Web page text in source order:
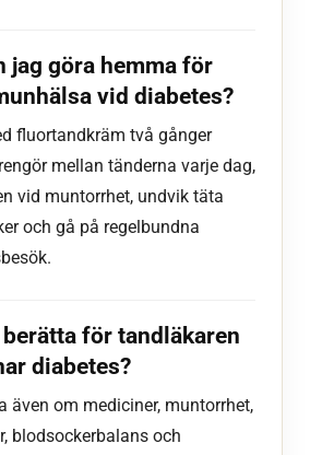
jag göra hemma för
vid diabetes?
fluortandkräm två gånger
mellan tänderna varje dag,
vid muntorrhet, undvik täta
och gå på regelbundna
berätta för tandläkaren
diabetes?
även om mediciner, muntorrhet,
blodsockerbalans och